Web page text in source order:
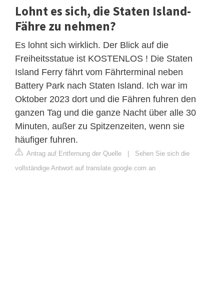
Lohnt es sich, die Staten Island-
Fähre zu nehmen?
Es lohnt sich wirklich. Der Blick auf die
Freiheitsstatue ist KOSTENLOS ! Die Staten
Island Ferry fährt vom Fährterminal neben
Battery Park nach Staten Island. Ich war im
Oktober 2023 dort und die Fähren fuhren den
ganzen Tag und die ganze Nacht über alle 30
Minuten, außer zu Spitzenzeiten, wenn sie
häufiger fuhren.
Antrag auf Entfernung der Quelle | Sehen Sie sich die
vollständige Antwort auf translate.google.com an